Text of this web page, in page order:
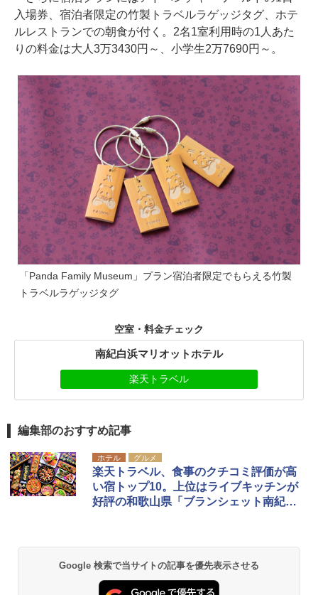
入場券、宿泊者限定の竹製トラベルラゲッジタグ、ホテ
ルレストランでの朝食が付く。2名1室利用時の1人あた
りの料金は大人3万3430円～、小学生2万7690円～。
「Panda Family Museum」プラン宿泊者限定でもらえる竹製
トラベルラゲッジタグ
空室・料金チェック
南紀白浜マリオットホテル
楽天トラベル
編集部のおすすめ記事
ホテル グルメ
楽天トラベル、食事のクチコミ評価が高
い宿トップ10。上位はライブキッチンが
好評の和歌山県「ブランシェット南紀白
Google 検索で当サイトの記事を優先表示させる